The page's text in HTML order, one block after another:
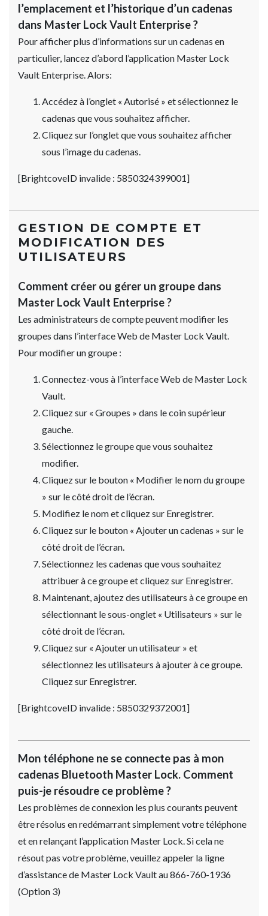
l’emplacement et l’historique d’un cadenas
dans Master Lock Vault Enterprise ?
Pour afficher plus d’informations sur un cadenas en
particulier, lancez d’abord l’application Master Lock
Vault Enterprise. Alors:
Accédez à l’onglet « Autorisé » et sélectionnez le
cadenas que vous souhaitez afficher.
Cliquez sur l’onglet que vous souhaitez afficher
sous l’image du cadenas.
[BrightcoveID invalide : 5850324399001]
GESTION DE COMPTE ET
MODIFICATION DES
UTILISATEURS
Comment créer ou gérer un groupe dans
Master Lock Vault Enterprise ?
Les administrateurs de compte peuvent modifier les
groupes dans l’interface Web de Master Lock Vault.
Pour modifier un groupe :
Connectez-vous à l’interface Web de Master Lock
Vault.
Cliquez sur « Groupes » dans le coin supérieur
gauche.
Sélectionnez le groupe que vous souhaitez
modifier.
Cliquez sur le bouton « Modifier le nom du groupe
» sur le côté droit de l’écran.
Modifiez le nom et cliquez sur Enregistrer.
Cliquez sur le bouton « Ajouter un cadenas » sur le
côté droit de l’écran.
Sélectionnez les cadenas que vous souhaitez
attribuer à ce groupe et cliquez sur Enregistrer.
Maintenant, ajoutez des utilisateurs à ce groupe en
sélectionnant le sous-onglet « Utilisateurs » sur le
côté droit de l’écran.
Cliquez sur « Ajouter un utilisateur » et
sélectionnez les utilisateurs à ajouter à ce groupe.
Cliquez sur Enregistrer.
[BrightcoveID invalide : 5850329372001]
Mon téléphone ne se connecte pas à mon
cadenas Bluetooth Master Lock. Comment
puis-je résoudre ce problème ?
Les problèmes de connexion les plus courants peuvent
être résolus en redémarrant simplement votre téléphone
et en relançant l’application Master Lock. Si cela ne
résout pas votre problème, veuillez appeler la ligne
d’assistance de Master Lock Vault au 866-760-1936
(Option 3)